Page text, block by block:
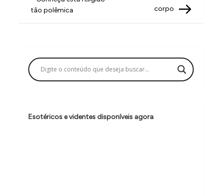
v
a
ç
o
d
tão polêmica
corpo
Esotéricos e videntes disponíveis agora